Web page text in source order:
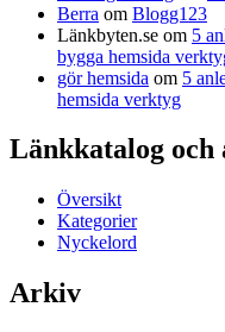
Berra om Blogg123
Länkbyten.se om 5
bygga hemsida
gör hemsida om 5
hemsida verktyg
Länkkatalog
Översikt
Kategorier
Nyckelord
Arkiv